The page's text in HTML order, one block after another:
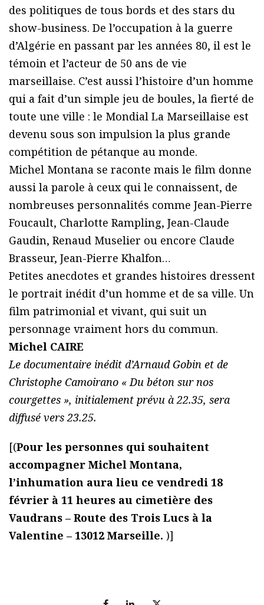
des politiques de tous bords et des stars du
show-business. De l’occupation à la guerre
d’Algérie en passant par les années 80, il est le
témoin et l’acteur de 50 ans de vie
marseillaise. C’est aussi l’histoire d’un homme
qui a fait d’un simple jeu de boules, la fierté de
toute une ville : le Mondial La Marseillaise est
devenu sous son impulsion la plus grande
compétition de pétanque au monde.
Michel Montana se raconte mais le film donne
aussi la parole à ceux qui le connaissent, de
nombreuses personnalités comme Jean-Pierre
Foucault, Charlotte Rampling, Jean-Claude
Gaudin, Renaud Muselier ou encore Claude
Brasseur, Jean-Pierre Khalfon…
Petites anecdotes et grandes histoires dressent
le portrait inédit d’un homme et de sa ville. Un
film patrimonial et vivant, qui suit un
personnage vraiment hors du commun.
Michel CAIRE
Le documentaire inédit d’Arnaud Gobin et de
Christophe Camoirano « Du béton sur nos
courgettes », initialement prévu à 22.35, sera
diffusé vers 23.25.
[(Pour les personnes qui souhaitent
accompagner Michel Montana,
l’inhumation aura lieu ce vendredi 18
février à 11 heures au cimetière des
Vaudrans – Route des Trois Lucs à la
Valentine – 13012 Marseille. )]